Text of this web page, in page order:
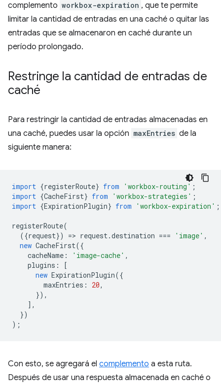
complemento workbox-expiration , que te permite
limitar la cantidad de entradas en una caché o quitar las
entradas que se almacenaron en caché durante un
período prolongado.
Restringe la cantidad de entradas de
caché
Para restringir la cantidad de entradas almacenadas en
una caché, puedes usar la opción maxEntries de la
siguiente manera:
import {registerRoute} from 'workbox-routing' ;
import {CacheFirst} from 'workbox-strategies' ;
import {ExpirationPlugin} from 'workbox-expiration' ;
registerRoute(
({request}) => request.destination === 'image' ,
new CacheFirst({
cacheName : 'image-cache' ,
plugins :
[
new ExpirationPlugin({
maxEntries : 20,
}),
],
})
);
Con esto, se agregará el complemento a esta ruta.
Después de usar una respuesta almacenada en caché o